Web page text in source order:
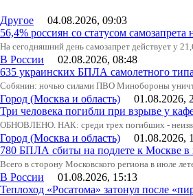
Другое 04.08.2026, 09:03
56,4% россиян со статусом
На сегодняшний день самозапрет действует у
В России 02.08.2026, 08:48
635 украинских БПЛА самолетного
Собянин: ночью силами ПВО Минобороны
Город (Москва и область) 01.08.2026,
Три человека погибли при взрыве у
ОБНОВЛЕНО. НАК: среди трех погибших -
Город (Москва и область) 01.08.2026,
780 БПЛА сбиты на подлете к Москве
Всего в сторону Московского региона в июле
В России 01.08.2026, 15:13
Теплоход «Росатома» затонул после